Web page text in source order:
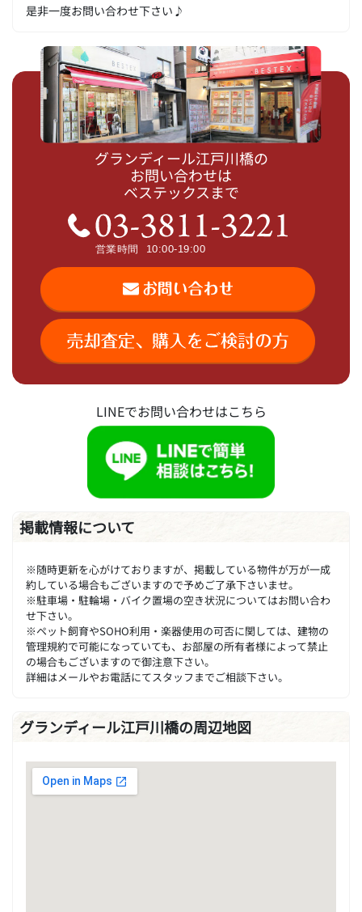
是非一度お問い合わせ下さい♪
グランディール江戸川橋の
お問い合わせは
ベステックスまで
LINEでお問い合わせはこちら
掲載情報について
※随時更新を心がけておりますが、掲載している物件が万が一成
約している場合もございますので予めご了承下さいませ。
※駐車場・駐輪場・バイク置場の空き状況についてはお問い合わ
せ下さい。
※ペット飼育やSOHO利用・楽器使用の可否に関しては、建物の
管理規約で可能になっていても、お部屋の所有者様によって禁止
の場合もございますので御注意下さい。
詳細はメールやお電話にてスタッフまでご相談下さい。
グランディール江戸川橋の周辺地図